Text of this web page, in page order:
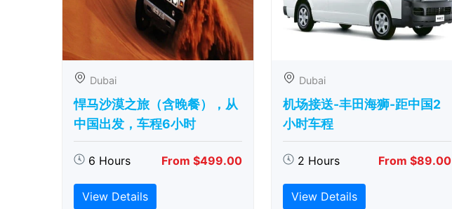
Dubai
悍马沙漠之旅（含晚餐），从
中国出发，车程6小时
6 Hours From $499.00
View Details
Dubai
机场接送-丰田海狮-距中国2
小时车程
2 Hours From $89.00
View Details